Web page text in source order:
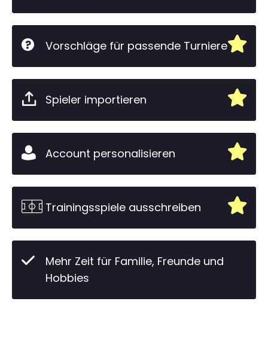
Vorschläge für passende Turniere
Spieler importieren
Account personalisieren
Trainingsspiele ausschreiben
Mehr Zeit für Familie, Freunde und
Hobbies